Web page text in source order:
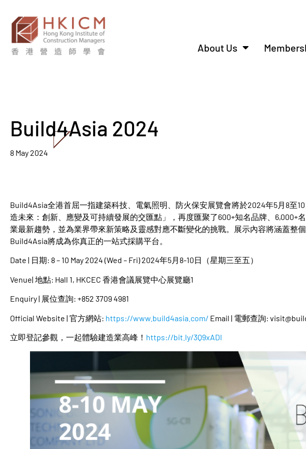
About Us
Build4Asia 2024
8 May 2024
Build4Asia全港首屈一指建築科技、電氣照明、防火保安展覽會將於2024年5月8至
造未來：創新、應變及可持續發展的交匯點」，再度匯聚了600+知名品牌、6,000+
業最新趨勢，並為業界帶來新策略及靈感對應不斷變化的挑戰。展示內容將涵蓋整
Build4Asia將成為你真正的一站式採購平台。
Date | 日期: 8 – 10 May 2024 (Wed – Fri) 2024年5月8-10日（星期三至五）
Venue| 地點: Hall 1, HKCEC 香港會議展覽中心展覽廳1
Enquiry | 展位查詢: +852 3709 4981
Official Website | 官方網站: https://www.build4asia.com/ Email | 電郵查詢:
立即登記參觀，一起體驗建造業高峰！ https://bit.ly/3Q9xADI